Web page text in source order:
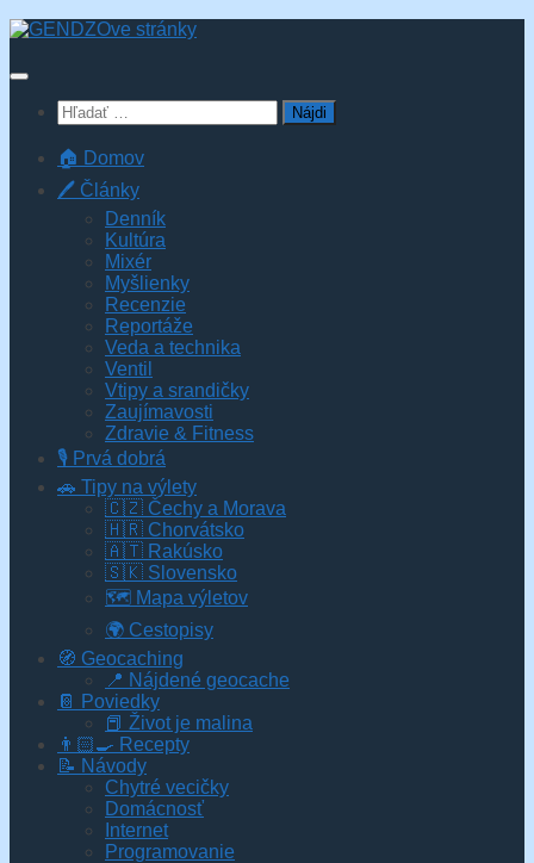
Skip
content
Hľadať:
🏠 Domov
🖊️ Články
Denník
Kultúra
Mixér
Myšlienky
Recenzie
Reportáže
Veda a technika
Ventil
Vtipy a srandičky
Zaujímavosti
Zdravie & Fitness
🎙️ Prvá dobrá
🚗 Tipy na výlety
🇨🇿 Čechy a Morava
🇭🇷 Chorvátsko
🇦🇹 Rakúsko
🇸🇰 Slovensko
🗺 Mapa výletov
🌍 Cestopisy
🧭 Geocaching
📍 Nájdené geocache
📔 Poviedky
📕 Život je malina
👨🏻‍🍳 Recepty
📝 Návody
Chytré vecičky
Domácnosť
Internet
Programovanie